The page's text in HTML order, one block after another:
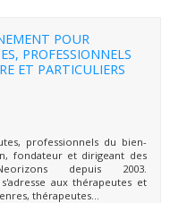
POUR
PROFESSIONNELS
ET PARTICULIERS
professionnels du bien-
fondateur et dirigeant des
depuis 2003.
aux thérapeutes et
thérapeutes...